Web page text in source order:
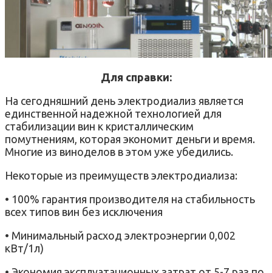
Для справки:
На сегодняшний день электродиализ является
единственной надежной технологией для
стабилизации вин к кристаллическим
помутнениям, которая экономит деньги и время.
Многие из виноделов в этом уже убедились.
Некоторые из преимуществ электродиализа:
• 100% гарантия производителя на стабильность
всех типов вин без исключения
• Минимальный расход электроэнергии 0,002
кВт/1л)